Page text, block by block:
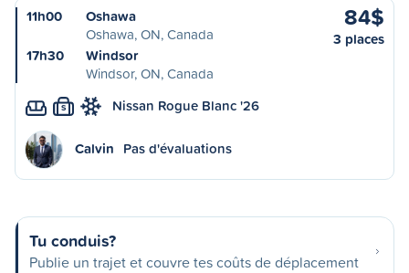
11h00
Oshawa
Oshawa, ON, Canada
17h30
Windsor
Windsor, ON, Canada
84$
3 places
S Nissan Rogue Blanc '26
Calvin Pas d'évaluations
Tu conduis?
Publie un trajet et couvre tes coûts de déplacement